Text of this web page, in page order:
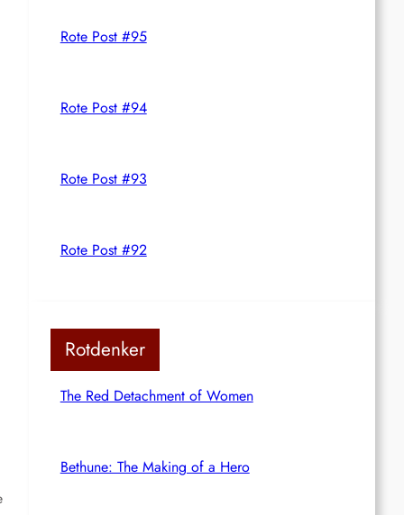
Rote Post #95
Rote Post #94
Rote Post #93
Rote Post #92
Rotdenker
The Red Detachment of Women
Bethune: The Making of a Hero